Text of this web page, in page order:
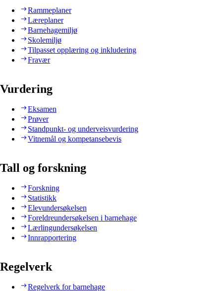
Rammeplaner
Læreplaner
Barnehagemiljø
Skolemiljø
Tilpasset opplæring og inkludering
Fravær
Vurdering
Eksamen
Prøver
Standpunkt- og underveisvurdering
Vitnemål og kompetansebevis
Tall og forskning
Forskning
Statistikk
Elevundersøkelsen
Foreldreundersøkelsen i barnehage
Lærlingundersøkelsen
Innrapportering
Regelverk
Regelverk for barnehage